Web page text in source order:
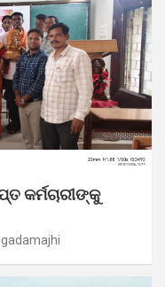
କର୍ମଚାରୀଙ୍କୁ